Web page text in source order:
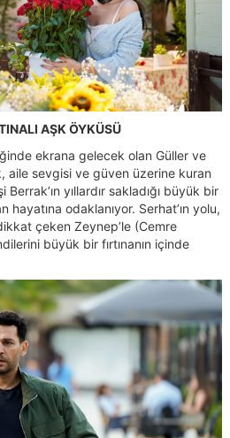
AŞK ÖYKÜSÜ
ekrana gelecek olan Güller ve
aile sevgisi ve güven üzerine kuran
Berrak’ın yıllardır sakladığı büyük bir
hayatına odaklanıyor. Serhat’ın yolu,
çeken Zeynep’le (Cemre
büyük bir fırtınanın içinde